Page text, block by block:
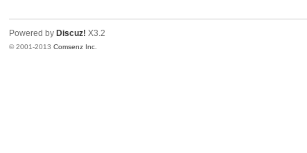
Powered by Discuz! X3.2
© 2001-2013Comsenz Inc.